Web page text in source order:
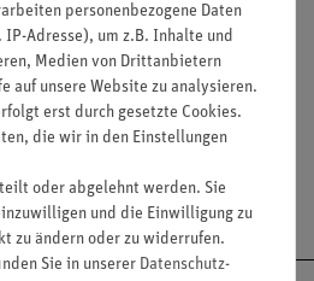
ab 300,- €
personenbezogene Daten
IP-Adresse), um z.B. Inhalte und
Medien von Drittanbietern
auf unsere Website zu analysieren.
erst durch gesetzte Cookies.
die wir in den Einstellungen
oder abgelehnt werden. Sie
und die Einwilligung zu
zu ändern oder zu widerrufen.
Sie in unserer Daten­schutz­